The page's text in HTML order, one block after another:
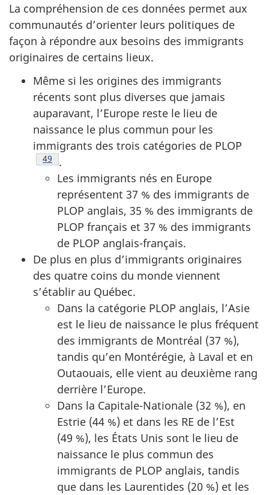
La compréhension de ces données permet aux
communautés d’orienter leurs politiques de
façon à répondre aux besoins des immigrants
originaires de certains lieux.
Même si les origines des immigrants
récents sont plus diverses que jamais
auparavant, l’Europe reste le lieu de
naissance le plus commun pour les
immigrants des trois catégories de PLOP
Note de bas de page
49
.
Les immigrants nés en Europe
représentent 37 % des immigrants de
PLOP anglais, 35 % des immigrants de
PLOP français et 37 % des immigrants
de PLOP anglais-français.
De plus en plus d’immigrants originaires
des quatre coins du monde viennent
s’établir au Québec.
Dans la catégorie PLOP anglais, l’Asie
est le lieu de naissance le plus fréquent
des immigrants de Montréal (37 %),
tandis qu’en Montérégie, à Laval et en
Outaouais, elle vient au deuxième rang
derrière l’Europe.
Dans la Capitale-Nationale (32 %), en
Estrie (44 %) et dans les RE de l’Est
(49 %), les États Unis sont le lieu de
naissance le plus commun des
immigrants de PLOP anglais, tandis
que dans les Laurentides (20 %) et les